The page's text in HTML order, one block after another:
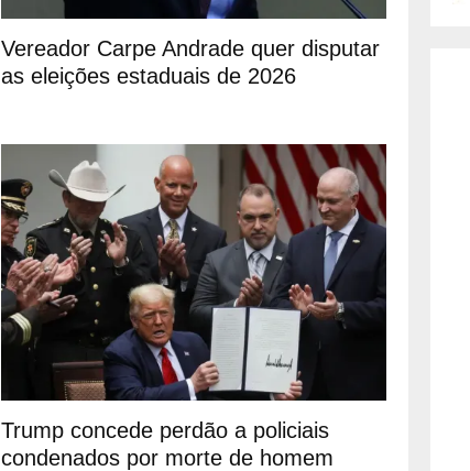
Vereador Carpe Andrade quer disputar
as eleições estaduais de 2026
Trump concede perdão a policiais
condenados por morte de homem